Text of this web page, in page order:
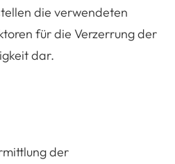
die verwendeten
für die Verzerrung der
dar.
der